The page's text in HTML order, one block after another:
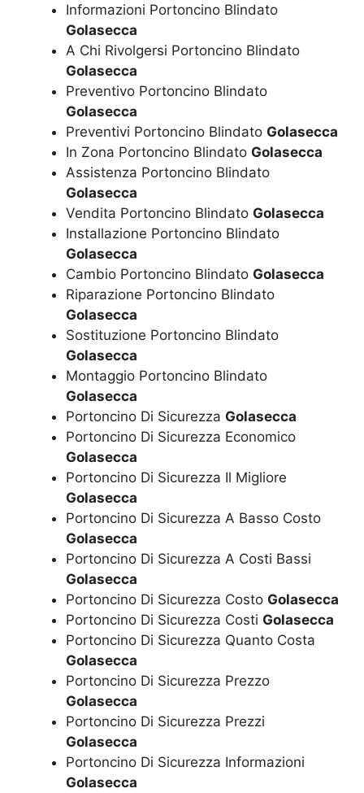
Informazioni Portoncino Blindato
Golasecca
A Chi Rivolgersi Portoncino Blindato
Golasecca
Preventivo Portoncino Blindato
Golasecca
Preventivi Portoncino Blindato Golasecca
In Zona Portoncino Blindato Golasecca
Assistenza Portoncino Blindato
Golasecca
Vendita Portoncino Blindato Golasecca
Installazione Portoncino Blindato
Golasecca
Cambio Portoncino Blindato Golasecca
Riparazione Portoncino Blindato
Golasecca
Sostituzione Portoncino Blindato
Golasecca
Montaggio Portoncino Blindato
Golasecca
Portoncino Di Sicurezza Golasecca
Portoncino Di Sicurezza Economico
Golasecca
Portoncino Di Sicurezza Il Migliore
Golasecca
Portoncino Di Sicurezza A Basso Costo
Golasecca
Portoncino Di Sicurezza A Costi Bassi
Golasecca
Portoncino Di Sicurezza Costo Golasecca
Portoncino Di Sicurezza Costi Golasecca
Portoncino Di Sicurezza Quanto Costa
Golasecca
Portoncino Di Sicurezza Prezzo
Golasecca
Portoncino Di Sicurezza Prezzi
Golasecca
Portoncino Di Sicurezza Informazioni
Golasecca